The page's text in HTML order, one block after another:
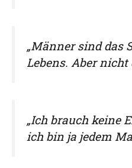
„Männer sind das
Lebens. Aber nicht
„Ich brauch keine
ich bin ja jedem